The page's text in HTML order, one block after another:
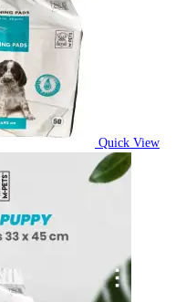
Quick View